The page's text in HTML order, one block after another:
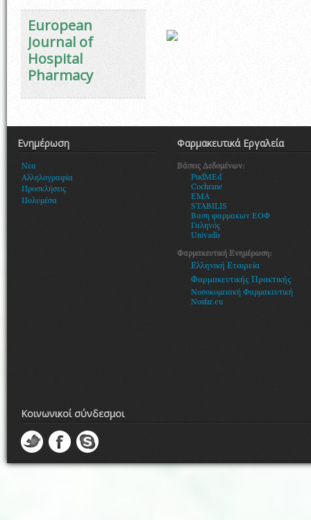
European
Journal of
Hospital
Pharmacy
Ενημέρωση
Νεα
Αλληλογραφία
Προσκλήσεις
Πολυμέσα
Φαρμακευτικά Εργαλεία
Βάσεις Δεδομένων:
PudMEd
Cochrane
EMA
STABILIS
Βαση φαρμακων ΕΟΦ
Γαληνός
Univadis
Φαρμακευτική Ενημέρωση:
Ελληνική Εταιρεία
Φαρμακευτικής Πρακτικής
Νοσοκομειακή Φαρμακευτική
Nosfar.eu
Κοινωνικοί σύνδεσμοι